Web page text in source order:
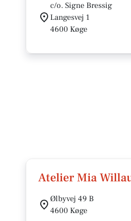
c/o. Signe Bressig
Langesvej 1
4600 Køge
Atelier Mia
Ølbyvej 49 B
4600 Køge